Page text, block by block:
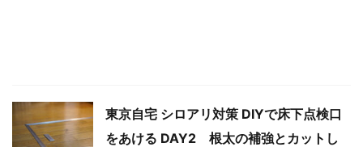
東京自宅 シロアリ対策 DIYで床下点検口
をあける DAY2 根太の補強とカットし